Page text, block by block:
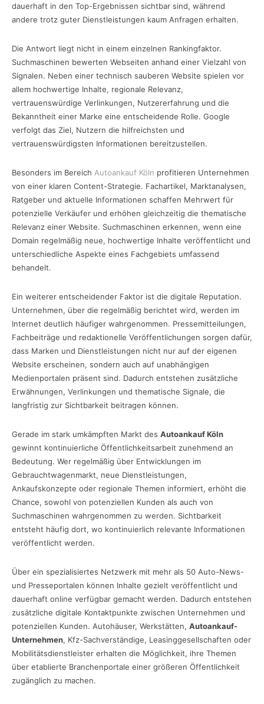
dauerhaft in den Top-Ergebnissen sichtbar sind, während
andere trotz guter Dienstleistungen kaum Anfragen erhalten.
Die Antwort liegt nicht in einem einzelnen Rankingfaktor.
Suchmaschinen bewerten Webseiten anhand einer Vielzahl von
Signalen. Neben einer technisch sauberen Website spielen vor
allem hochwertige Inhalte, regionale Relevanz,
vertrauenswürdige Verlinkungen, Nutzererfahrung und die
Bekanntheit einer Marke eine entscheidende Rolle. Google
verfolgt das Ziel, Nutzern die hilfreichsten und
vertrauenswürdigsten Informationen bereitzustellen.
Besonders im Bereich Autoankauf Köln profitieren Unternehmen
von einer klaren Content-Strategie. Fachartikel, Marktanalysen,
Ratgeber und aktuelle Informationen schaffen Mehrwert für
potenzielle Verkäufer und erhöhen gleichzeitig die thematische
Relevanz einer Website. Suchmaschinen erkennen, wenn eine
Domain regelmäßig neue, hochwertige Inhalte veröffentlicht und
unterschiedliche Aspekte eines Fachgebiets umfassend
behandelt.
Ein weiterer entscheidender Faktor ist die digitale Reputation.
Unternehmen, über die regelmäßig berichtet wird, werden im
Internet deutlich häufiger wahrgenommen. Pressemitteilungen,
Fachbeiträge und redaktionelle Veröffentlichungen sorgen dafür,
dass Marken und Dienstleistungen nicht nur auf der eigenen
Website erscheinen, sondern auch auf unabhängigen
Medienportalen präsent sind. Dadurch entstehen zusätzliche
Erwähnungen, Verlinkungen und thematische Signale, die
langfristig zur Sichtbarkeit beitragen können.
Gerade im stark umkämpften Markt des Autoankauf Köln
gewinnt kontinuierliche Öffentlichkeitsarbeit zunehmend an
Bedeutung. Wer regelmäßig über Entwicklungen im
Gebrauchtwagenmarkt, neue Dienstleistungen,
Ankaufskonzepte oder regionale Themen informiert, erhöht die
Chance, sowohl von potenziellen Kunden als auch von
Suchmaschinen wahrgenommen zu werden. Sichtbarkeit
entsteht häufig dort, wo kontinuierlich relevante Informationen
veröffentlicht werden.
Über ein spezialisiertes Netzwerk mit mehr als 50 Auto-News-
und Presseportalen können Inhalte gezielt veröffentlicht und
dauerhaft online verfügbar gemacht werden. Dadurch entstehen
zusätzliche digitale Kontaktpunkte zwischen Unternehmen und
potenziellen Kunden. Autohäuser, Werkstätten, Autoankauf-
Unternehmen, Kfz-Sachverständige, Leasinggesellschaften oder
Mobilitätsdienstleister erhalten die Möglichkeit, ihre Themen
über etablierte Branchenportale einer größeren Öffentlichkeit
zugänglich zu machen.